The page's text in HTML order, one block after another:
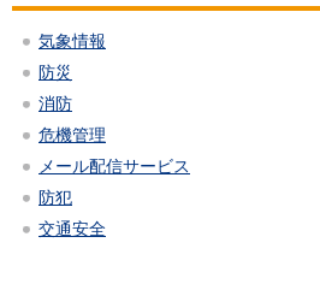
気象情報
防災
消防
危機管理
メール配信サービス
防犯
交通安全